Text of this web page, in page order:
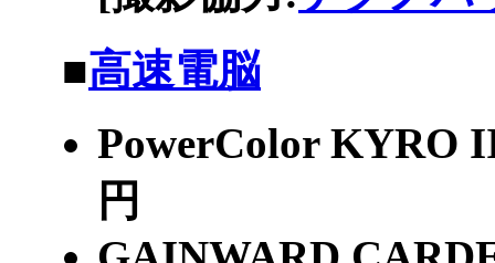
■高速電脳
PowerColor KYRO
円